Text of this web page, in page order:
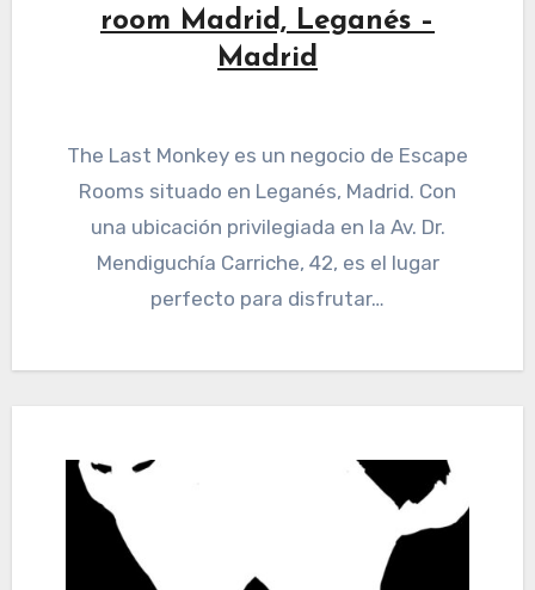
room Madrid, Leganés –
Madrid
The Last Monkey es un negocio de Escape
Rooms situado en Leganés, Madrid. Con
una ubicación privilegiada en la Av. Dr.
Mendiguchía Carriche, 42, es el lugar
perfecto para disfrutar…